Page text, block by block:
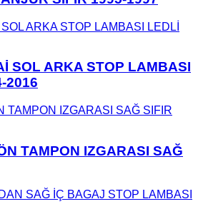
SOL ARKA STOP LAMBASI
2016
TAMPON IZGARASI SAĞ